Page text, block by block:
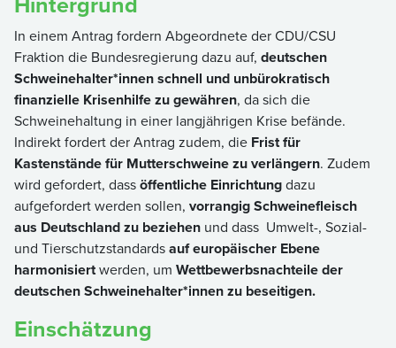
In einem Antrag fordern Abgeordnete der CDU/CSU
Fraktion die Bundesregierung dazu auf, deutschen
Schweinehalter*innen schnell und unbürokratisch
finanzielle Krisenhilfe zu gewähren, da sich die
Schweinehaltung in einer langjährigen Krise befände.
Indirekt fordert der Antrag zudem, die Frist für
Kastenstände für Mutterschweine zu verlängern. Zudem
wird gefordert, dassöffentliche Einrichtungdazu
aufgefordert werden sollen, vorrangig Schweinefleisch
aus Deutschland zu beziehen und dass Umwelt-, Sozial-
und Tierschutzstandardsauf europäischer Ebene
harmonisiertwerden, um Wettbewerbsnachteile der
deutschen Schweinehalter*innen zu beseitigen.
Einschätzung